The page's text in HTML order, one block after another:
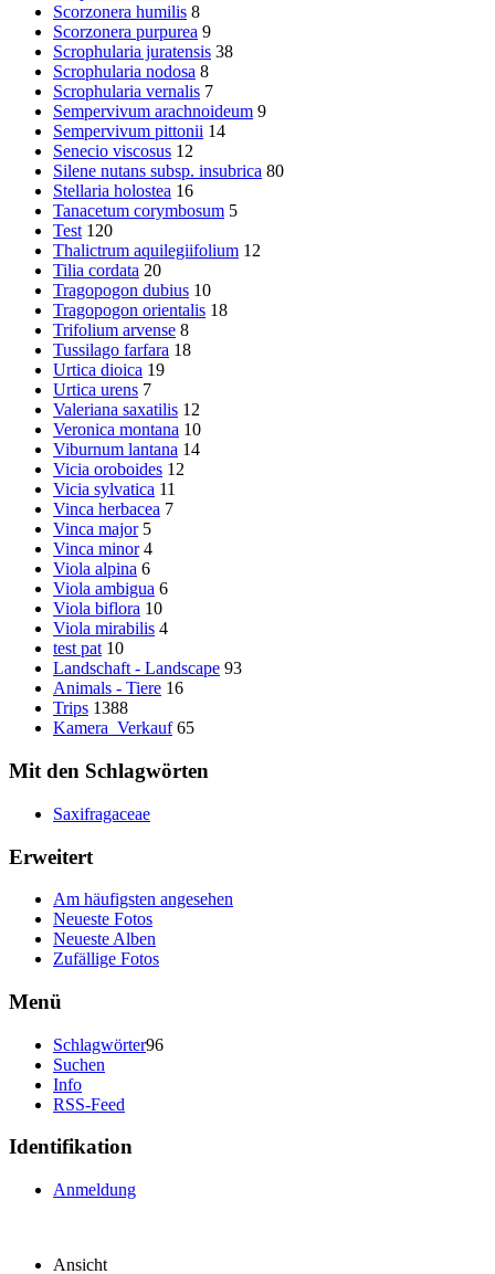
Scorzonera humilis 8
Scorzonera purpurea 9
Scrophularia juratensis 38
Scrophularia nodosa 8
Scrophularia vernalis 7
Sempervivum arachnoideum 9
Sempervivum pittonii 14
Senecio viscosus 12
Silene nutans subsp. insubrica 80
Stellaria holostea 16
Tanacetum corymbosum 5
Test 120
Thalictrum aquilegiifolium 12
Tilia cordata 20
Tragopogon dubius 10
Tragopogon orientalis 18
Trifolium arvense 8
Tussilago farfara 18
Urtica dioica 19
Urtica urens 7
Valeriana saxatilis 12
Veronica montana 10
Viburnum lantana 14
Vicia oroboides 12
Vicia sylvatica 11
Vinca herbacea 7
Vinca major 5
Vinca minor 4
Viola alpina 6
Viola ambigua 6
Viola biflora 10
Viola mirabilis 4
test pat 10
Landschaft - Landscape 93
Animals - Tiere 16
Trips 1388
Kamera_Verkauf 65
Mit den Schlagwörten
Saxifragaceae
Erweitert
Am häufigsten angesehen
Neueste Fotos
Neueste Alben
Zufällige Fotos
Menü
Schlagwörter96
Suchen
Info
RSS-Feed
Identifikation
Anmeldung
Ansicht